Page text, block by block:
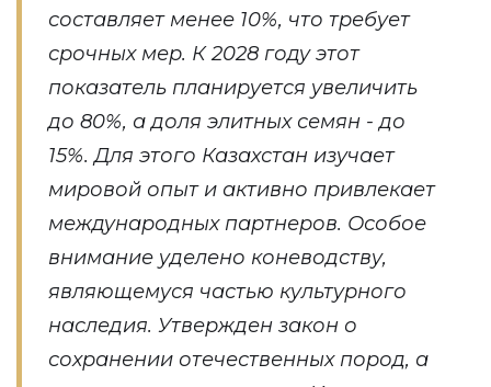
составляет менее 10%, что требует
срочных мер. К 2028 году этот
показатель планируется увеличить
до 80%, а доля элитных семян - до
15%. Для этого Казахстан изучает
мировой опыт и активно привлекает
международных партнеров. Особое
внимание уделено коневодству,
являющемуся частью культурного
наследия. Утвержден закон о
сохранении отечественных пород, а